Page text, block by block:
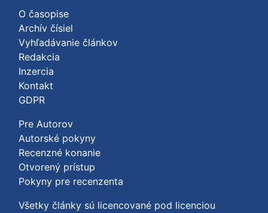
O časopise
Archív čísiel
Vyhľadávanie článkov
Redakcia
Inzercia
Kontakt
GDPR
Pre Autorov
Autorské pokyny
Recenzné konanie
Otvorený prístup
Pokyny pre recenzenta
Všetky články sú licencované pod licenciou